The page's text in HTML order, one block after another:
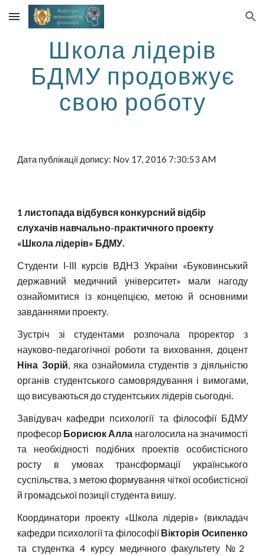
Skip to main content Skip to navigation
Школа лідерів
БДМУ продовжує
свою роботу
Дата публікації допису: Nov 17, 2016 7:30:53 AM
1 листопада відбувся конкурсний відбір
слухачів навчально-практичного проекту
«Школа лідерів» БДМУ.
Студенти І-ІІІ курсів ВДНЗ України «Буковинський
державний медичний університет» мали нагоду
ознайомитися із концепцією, метою й основними
завданнями проекту.
Зустріч зі студентами розпочала проректор з
науково-педагогічної роботи та виховання, доцент
Ніна Зорій, яка ознайомила студентів з діяльністю
органів студентського самоврядування і вимогами,
що висуваються до студентських лідерів сьогодні.
Завідувач кафедри психології та філософії БДМУ
професор Борисюк Алла наголосила на значимості
та необхідності подібних проектів особистісного
росту в умовах трансформації українського
суспільства, з метою формування чіткої особистісної
й громадської позиції студента вишу.
Координатори проекту «Школа лідерів» (викладач
кафедри психології та філософіїВікторія Осипенко
та студентка 4 курсу медичного факультету №2